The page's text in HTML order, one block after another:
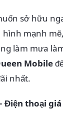
sở hữu
mạnh
làm mưa
Mobile
nhất.
Điện thoại